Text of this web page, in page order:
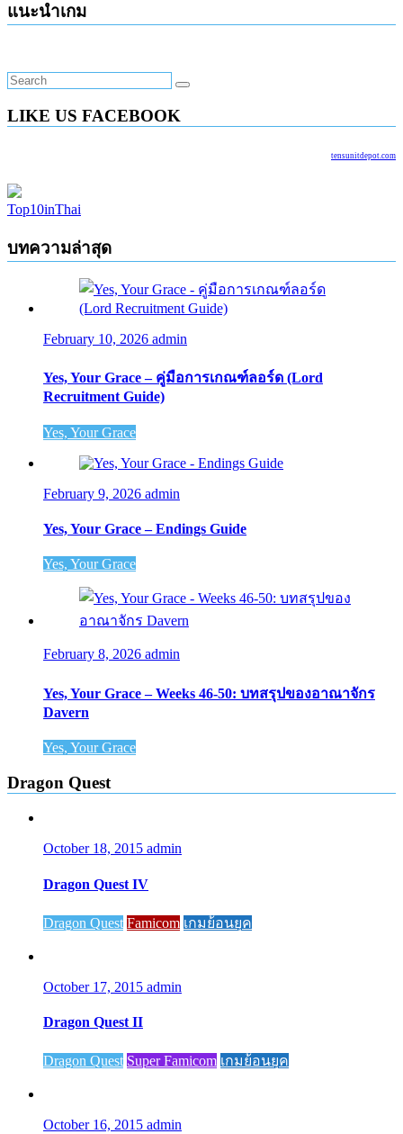
แนะนำเกม
LIKE US FACEBOOK
tensunitdepot.com
Top10inThai
บทความล่าสุด
February 10, 2026 admin
Yes, Your Grace – คู่มือการเกณฑ์ลอร์ด (Lord
Recruitment Guide)
Yes, Your Grace
February 9, 2026 admin
Yes, Your Grace – Endings Guide
Yes, Your Grace
February 8, 2026 admin
Yes, Your Grace – Weeks 46-50: บทสรุปของอาณาจักร
Davern
Yes, Your Grace
Dragon Quest
October 18, 2015 admin
Dragon Quest IV
Dragon Quest Famicom เกมย้อนยุค
October 17, 2015 admin
Dragon Quest II
Dragon Quest Super Famicom เกมย้อนยุค
October 16, 2015 admin